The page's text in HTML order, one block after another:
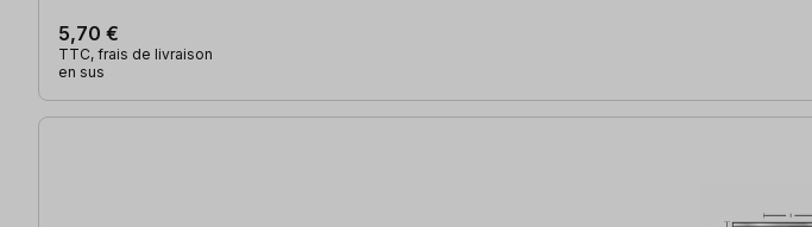
5,70 €
TTC, frais de livraison
en sus